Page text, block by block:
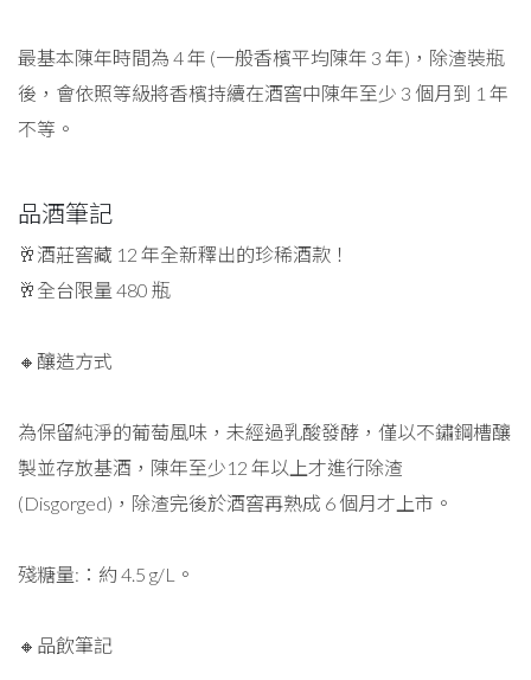
最基本陳年時間為 4 年 (一般香檳平均陳年 3 年)，除渣裝瓶
後，會依照等級將香檳持續在酒窖中陳年至少 3 個月到 1 年
不等。
品酒筆記
🥂酒莊窖藏 12 年全新釋出的珍稀酒款！
🥂全台限量 480 瓶
🔸釀造方式
為保留純淨的葡萄風味，未經過乳酸發酵，僅以不鏽鋼槽釀
製並存放基酒，陳年至少12 年以上才進行除渣
(Disgorged)，除渣完後於酒窖再熟成 6 個月才上市。
殘糖量:：約 4.5 g/L。
🔸品飲筆記